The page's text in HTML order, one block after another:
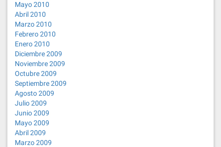
Mayo 2010
Abril 2010
Marzo 2010
Febrero 2010
Enero 2010
Diciembre 2009
Noviembre 2009
Octubre 2009
Septiembre 2009
Agosto 2009
Julio 2009
Junio 2009
Mayo 2009
Abril 2009
Marzo 2009